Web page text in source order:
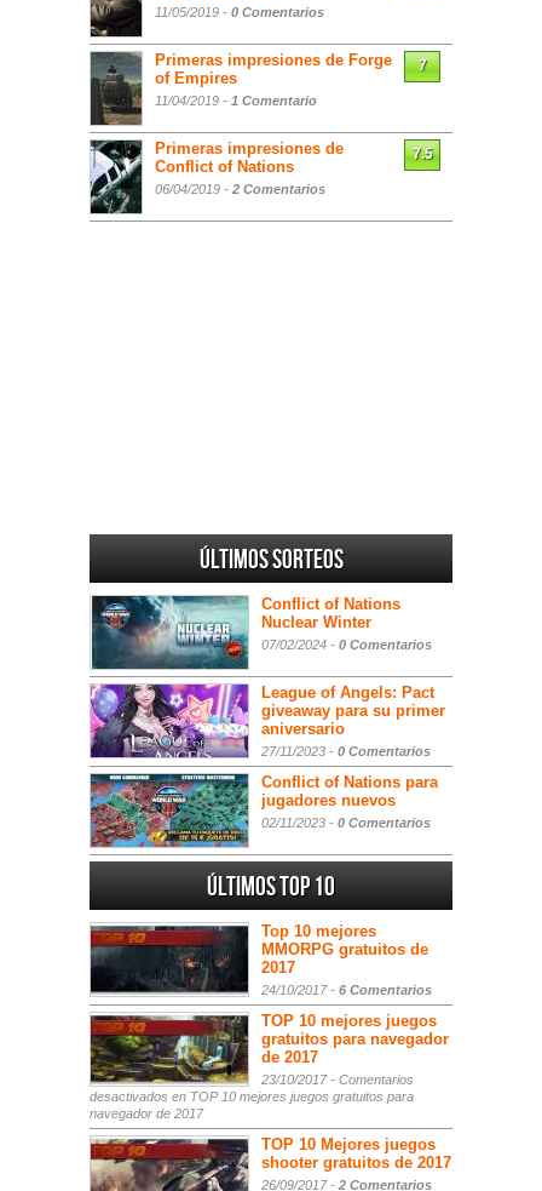
11/05/2019 - 0 Comentarios
Primeras impresiones de Forge
of Empires
11/04/2019 - 1 Comentario
7
Primeras impresiones de
Conflict of Nations
06/04/2019 - 2 Comentarios
7.5
Últimos sorteos
Conflict of Nations
Nuclear Winter
07/02/2024 - 0 Comentarios
League of Angels: Pact
giveaway para su primer
aniversario
27/11/2023 - 0 Comentarios
Conflict of Nations para
jugadores nuevos
02/11/2023 - 0 Comentarios
Últimos Top 10
Top 10 mejores
MMORPG gratuitos de
2017
24/10/2017 - 6 Comentarios
TOP 10 mejores juegos
gratuitos para navegador
de 2017
23/10/2017 - Comentarios
desactivados en TOP 10 mejores juegos gratuitos para
navegador de 2017
TOP 10 Mejores juegos
shooter gratuitos de 2017
26/09/2017 - 2 Comentarios